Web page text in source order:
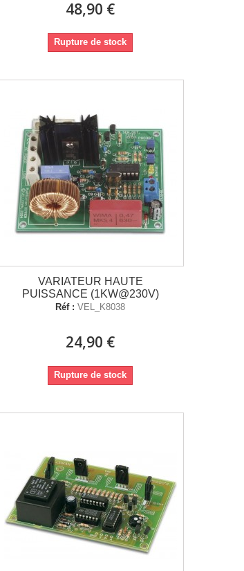
48,90 €
Rupture de stock
VARIATEUR HAUTE
PUISSANCE (1KW@230V)
Réf : VEL_K8038
24,90 €
Rupture de stock